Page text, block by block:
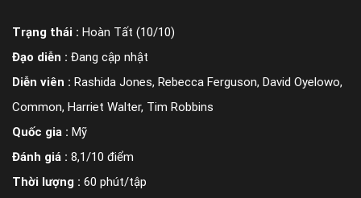
Trạng thái : Hoàn Tất (10/10)
Đạo diễn : Đang cập nhật
Diễn viên : Rashida Jones, Rebecca Ferguson, David Oyelowo,
Common, Harriet Walter, Tim Robbins
Quốc gia : Mỹ
Đánh giá : 8,1/10 điểm
Thời lượng : 60 phút/tập